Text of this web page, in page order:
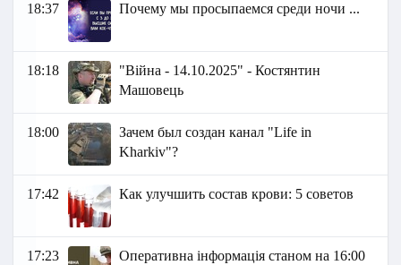
18:37 Почему мы просыпаемся среди ночи ...
18:18
"Війна - 14.10.2025" - Костянтин
Машовець
18:00
Зачем был создан канал "Life in
Kharkiv"?
17:42 Как улучшить состав крови: 5 советов
17:23
Оперативна інформація станом на 16:00